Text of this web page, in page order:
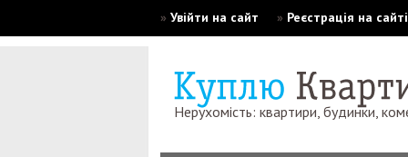
» Увійти на сайт » Реєстрація на сайті
Нерухомість: квартири, будинки,